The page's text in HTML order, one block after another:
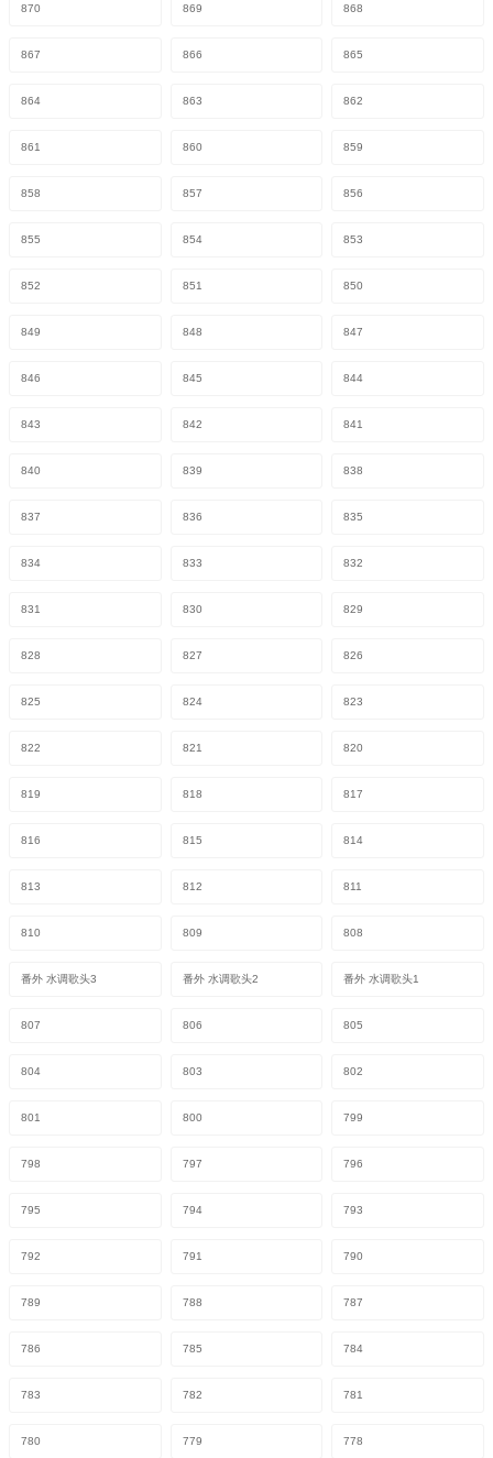
870 869 868
867 866 865
864 863 862
861 860 859
858 857 856
855 854 853
852 851 850
849 848 847
846 845 844
843 842 841
840 839 838
837 836 835
834 833 832
831 830 829
828 827 826
825 824 823
822 821 820
819 818 817
816 815 814
813 812 811
810 809 808
番外 水调歌头3 番外 水调歌头2 番外 水调歌头1
807 806 805
804 803 802
801 800 799
798 797 796
795 794 793
792 791 790
789 788 787
786 785 784
783 782 781
780 779 778